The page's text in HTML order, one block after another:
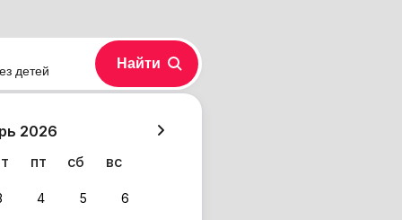
2026
пт сб вс
4 5 6
детей Найти